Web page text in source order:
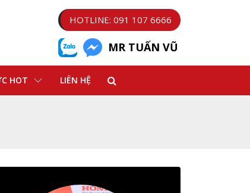
HOTLINE: 091 107 6666
MR TUẤN VŨ
HOT LIÊN HỆ